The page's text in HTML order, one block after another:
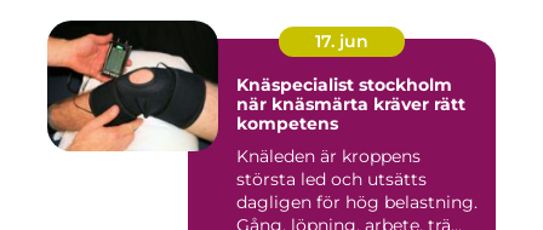
17. jun
Knäspecialist stockholm
när knäsmärta kräver rätt
kompetens
Knäleden är kroppens
största led och utsätts
dagligen för hög belastning.
Gång, löpning, arbete, trä...